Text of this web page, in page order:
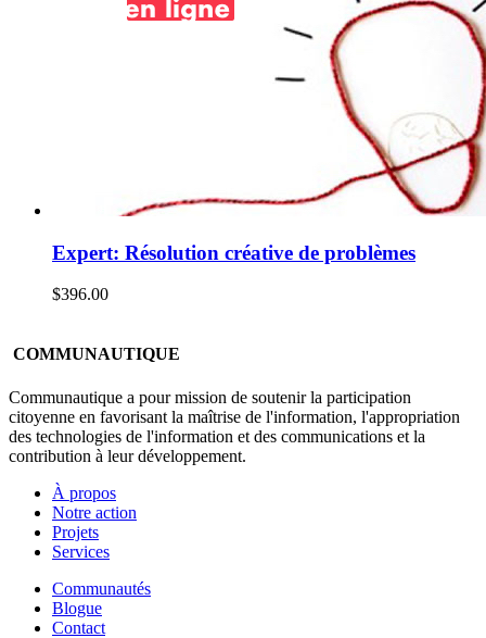
Expert: Résolution créative de problèmes
$396.00
COMMUNAUTIQUE
Communautique a pour mission de soutenir la participation
citoyenne en favorisant la maîtrise de l'information, l'appropriation
des technologies de l'information et des communications et la
contribution à leur développement.
À propos
Notre action
Projets
Services
Communautés
Blogue
Contact